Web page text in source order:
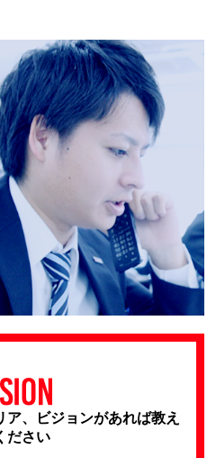
、ビジョンがあれば教え
ださい